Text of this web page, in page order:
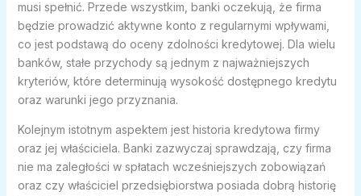
musi spełnić. Przede wszystkim, banki oczekują, że firma
będzie prowadzić aktywne konto z regularnymi wpływami,
co jest podstawą do oceny zdolności kredytowej. Dla wielu
banków, stałe przychody są jednym z najważniejszych
kryteriów, które determinują wysokość dostępnego kredytu
oraz warunki jego przyznania.
Kolejnym istotnym aspektem jest historia kredytowa firmy
oraz jej właściciela. Banki zazwyczaj sprawdzają, czy firma
nie ma zaległości w spłatach wcześniejszych zobowiązań
oraz czy właściciel przedsiębiorstwa posiada dobrą historię